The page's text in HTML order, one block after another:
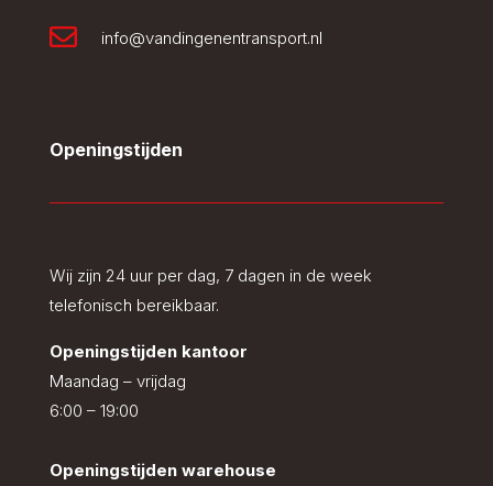
 info@vandingenentransport.nl
Openingstijden
Wij zijn 24 uur per dag, 7 dagen in de week
telefonisch bereikbaar.
Openingstijden kantoor
Maandag – vrijdag
6:00 – 19:00
Openingstijden warehouse